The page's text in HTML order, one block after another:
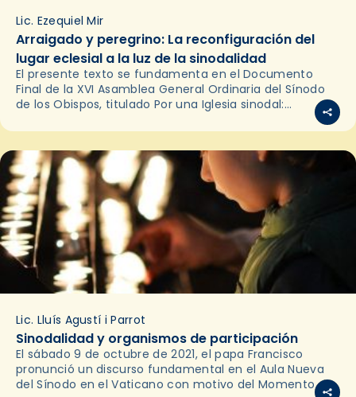
Lic. Ezequiel Mir
Arraigado y peregrino: La reconfiguración del
lugar eclesial a la luz de la sinodalidad
El presente texto se fundamenta en el Documento
Final de la XVI Asamblea General Ordinaria del Sínodo
de los Obispos, titulado Por una Iglesia sinodal:
Lic. Lluís Agustí i Parrot
Sinodalidad y organismos de participación
El sábado 9 de octubre de 2021, el papa Francisco
pronunció un discurso fundamental en el Aula Nueva
del Sínodo en el Vaticano con motivo del Momento de